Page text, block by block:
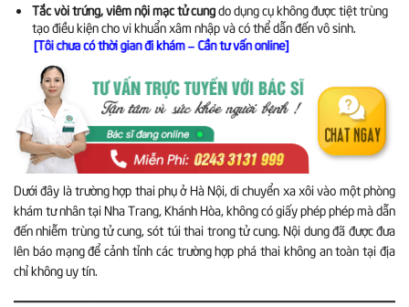
Tắc vòi trứng, viêm nội mạc tử cungdo dụng cụ không được tiệt trùng
tạo điều kiện cho vi khuẩn xâm nhập và có thể dẫn đến vô sinh.
[Tôi chưa có thời gian đi khám – Cần tư vấn online]
Dưới đây là trường hợp thai phụ ở Hà Nội, di chuyển xa xôi vào một phòng
khám tư nhân tại Nha Trang, Khánh Hòa, không có giấy phép phép mà dẫn
đến nhiễm trùng tử cung, sót túi thai trong tử cung. Nội dung đã được đưa
lên báo mạng để cảnh tỉnh các trường hợp phá thai không an toàn tại địa
chỉ không uy tín.